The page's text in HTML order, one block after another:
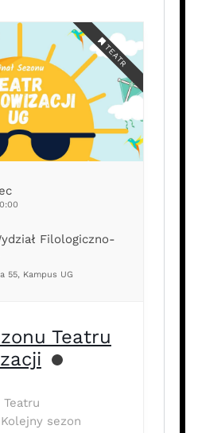
TEATR
Filologiczno-
55, Kampus UG
Teatru
Teatru
sezon